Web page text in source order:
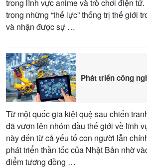
trong lĩnh vực anime và trò chơi điện
trong những “thế lực” thống trị thế giới
và nhận được sự …
Phát triển công
Từ một quốc gia kiệt quệ sau chiến
đã vươn lên nhóm đầu thế giới về lĩnh
này đến từ cả yếu tố con người lẫn
phát triển thần tốc của Nhật Bản nhờ
điểm tương đồng …